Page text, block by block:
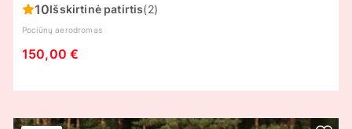
10Išskirtinė patirtis(2)
Pociūnų aerodromas
150,00 €